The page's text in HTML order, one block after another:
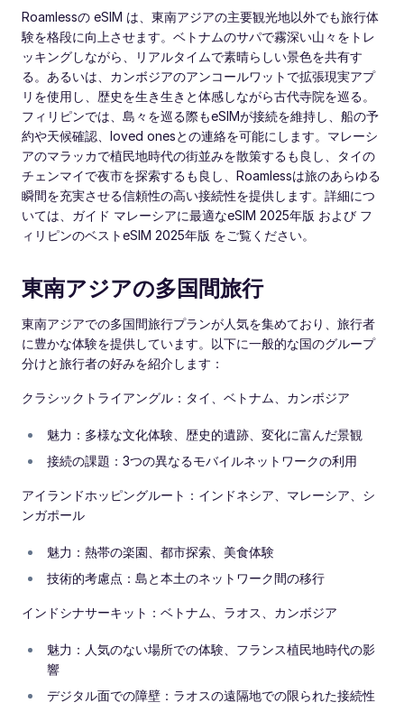
Roamlessの eSIM は、東南アジアの主要観光地以外でも旅行体
験を格段に向上させます。ベトナムのサパで霧深い山々をトレ
ッキングしながら、リアルタイムで素晴らしい景色を共有す
る。あるいは、カンボジアのアンコールワットで拡張現実アプ
リを使用し、歴史を生き生きと体感しながら古代寺院を巡る。
フィリピンでは、島々を巡る際もeSIMが接続を維持し、船の予
約や天候確認、loved onesとの連絡を可能にします。マレーシ
アのマラッカで植民地時代の街並みを散策するも良し、タイの
チェンマイで夜市を探索するも良し、Roamlessは旅のあらゆる
瞬間を充実させる信頼性の高い接続性を提供します。詳細につ
いては、ガイド マレーシアに最適なeSIM 2025年版 および フ
ィリピンのベストeSIM 2025年版 をご覧ください。
東南アジアの多国間旅行
東南アジアでの多国間旅行プランが人気を集めており、旅行者
に豊かな体験を提供しています。以下に一般的な国のグループ
分けと旅行者の好みを紹介します：
クラシックトライアングル：タイ、ベトナム、カンボジア
魅力：多様な文化体験、歴史的遺跡、変化に富んだ景観
接続の課題：3つの異なるモバイルネットワークの利用
アイランドホッピングルート：インドネシア、マレーシア、シ
ンガポール
魅力：熱帯の楽園、都市探索、美食体験
技術的考慮点：島と本土のネットワーク間の移行
インドシナサーキット：ベトナム、ラオス、カンボジア
魅力：人気のない場所での体験、フランス植民地時代の影
響
デジタル面での障壁：ラオスの遠隔地での限られた接続性